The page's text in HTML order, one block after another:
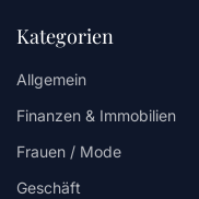
Kategorien
Allgemein
Finanzen & Immobilien
Frauen / Mode
Geschäft